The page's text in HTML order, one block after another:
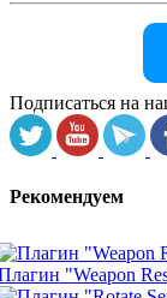
Подписаться на
Рекомендуем
"Weapon